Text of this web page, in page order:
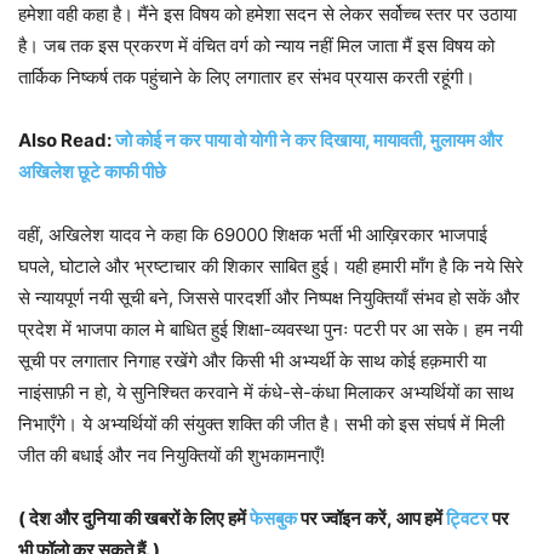
हमेशा वही कहा है। मैंने इस विषय को हमेशा सदन से लेकर सर्वोच्च स्तर पर उठाया
है। जब तक इस प्रकरण में वंचित वर्ग को न्याय नहीं मिल जाता मैं इस विषय को
तार्किक निष्कर्ष तक पहुंचाने के लिए लगातार हर संभव प्रयास करती रहूंगी।
Also Read:जो कोई न कर पाया वो योगी ने कर दिखाया, मायावती, मुलायम और
अखिलेश छूटे काफी पीछे
वहीं, अखिलेश यादव ने कहा कि 69000 शिक्षक भर्ती भी आख़िरकार भाजपाई
घपले, घोटाले और भ्रष्टाचार की शिकार साबित हुई। यही हमारी माँग है कि नये सिरे
से न्यायपूर्ण नयी सूची बने, जिससे पारदर्शी और निष्पक्ष नियुक्तियाँ संभव हो सकें और
प्रदेश में भाजपा काल मे बाधित हुई शिक्षा-व्यवस्था पुनः पटरी पर आ सके। हम नयी
सूची पर लगातार निगाह रखेंगे और किसी भी अभ्यर्थी के साथ कोई हक़मारी या
नाइंसाफ़ी न हो, ये सुनिश्चित करवाने में कंधे-से-कंधा मिलाकर अभ्यर्थियों का साथ
निभाएँगे। ये अभ्यर्थियों की संयुक्त शक्ति की जीत है। सभी को इस संघर्ष में मिली
जीत की बधाई और नव नियुक्तियों की शुभकामनाएँ!
( देश और दुनिया की खबरों के लिए हमेंफेसबुकपर ज्वॉइन करें, आप हमेंट्विटरपर